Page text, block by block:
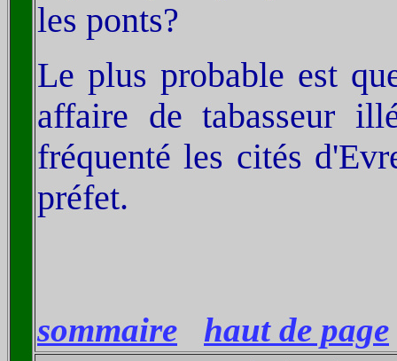
les ponts?
Le plus probable est
affaire de tabasseur
fréquenté les cités
préfet.
sommaire haut de page